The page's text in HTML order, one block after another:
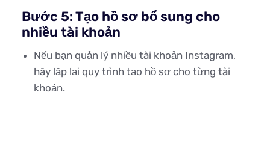
Bước 5: Tạo hồ sơ bổ sung cho
nhiều tài khoản
Nếu bạn quản lý nhiều tài khoản Instagram,
hãy lặp lại quy trình tạo hồ sơ cho từng tài
khoản.